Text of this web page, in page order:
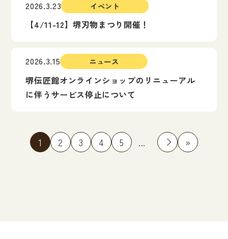
2026.3.23 イベント
【4/11-12】堺刃物まつり開催！
2026.3.15 ニュース
堺伝匠館オンラインショップのリニューアル
に伴うサービス停止について
1 2 3 4 5 ... » »